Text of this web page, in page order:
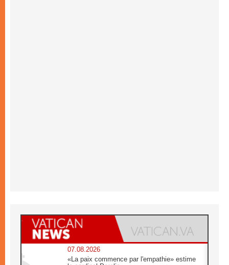
07.08.2026
«La paix commence par l'empathie» estime